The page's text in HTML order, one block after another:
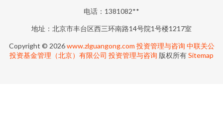
电话：1381082**
地址：北京市丰台区西三环南路14号院1号楼1217室
Copyright © 2026www.zlguangong.com 投资管理与咨询 中联关公
投资基金管理（北京）有限公司 投资管理与咨询 版权所有Sitemap